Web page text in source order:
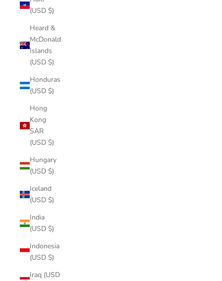
(USD $)
Heard &
McDonald
Islands
(USD $)
Honduras
(USD $)
Hong
Kong
SAR
(USD $)
Hungary
(USD $)
Iceland
(USD $)
India
(USD $)
Indonesia
(USD $)
Iraq (USD